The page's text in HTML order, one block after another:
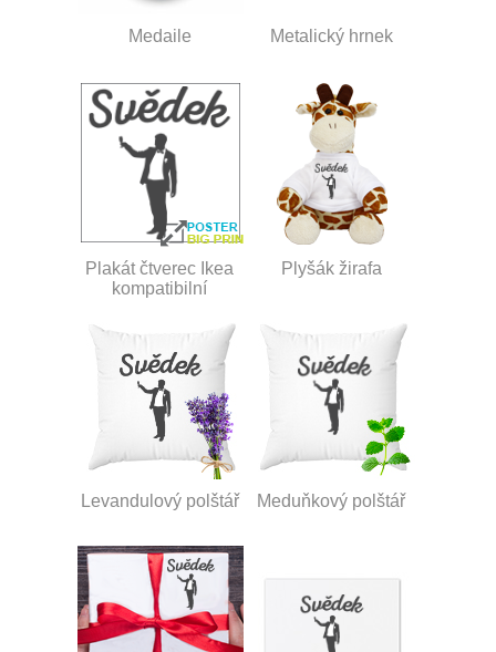
Medaile Metalický hrnek
Plakát čtverec Ikea
kompatibilní
Plyšák žirafa
Levandulový polštář Meduňkový polštář